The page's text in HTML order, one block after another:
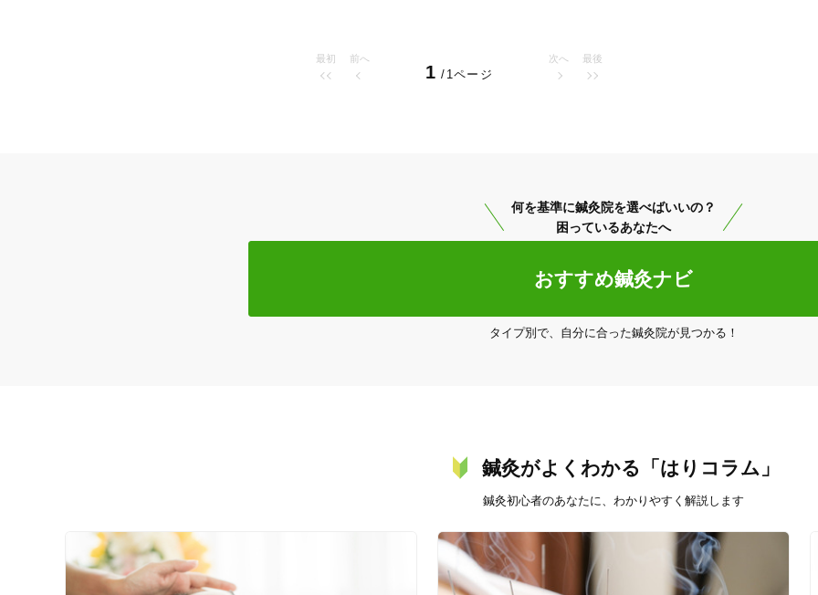
接客・サービスの特徴
使い捨て鍼使用 トライアルコースあり
支払いに関する特徴
保険適用の相談可 地域支援クーポン可
最初 前へ
1 /1ページ
次へ 最後
「健康にはりを見た」
何を基準に鍼灸院を選べばいいの？
困っているあなたへ
おすすめ鍼灸ナビ
タイプ別で、自分に合った鍼灸院が見つかる！
鍼灸がよくわかる「はりコラム」
鍼灸初心者のあなたに、わかりやすく解説します